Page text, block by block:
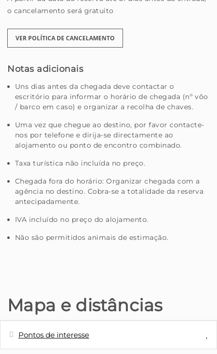
o cancelamento será gratuito
VER POLÍTICA DE CANCELAMENTO
Notas adicionais
Uns dias antes da chegada deve contactar o
escritório para informar o horário de chegada (nº vôo
/ barco em caso) e organizar a recolha de chaves.
Uma vez que chegue ao destino, por favor contacte-
nos por telefone e dirija-se directamente ao
alojamento ou ponto de encontro combinado.
Taxa turística não incluída no preço.
Chegada fora do horário: Organizar chegada com a
agência no destino. Cobra-se a totalidade da reserva
antecipadamente.
IVA incluído no preço do alojamento.
Não são permitidos animais de estimação.
Mapa e distâncias
Pontos de interesse